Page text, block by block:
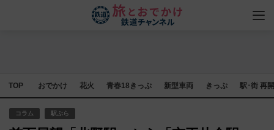
TOP おでかけ 花火 青春18きっぷ 新型車両 きっぷ 駅･街 再
コラム 駅ぶら